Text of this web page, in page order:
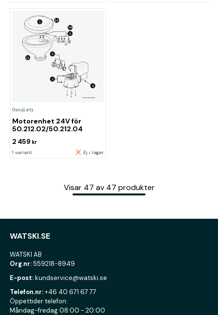
Osculati
Motorenhet 24V för
50.212.02/50.212.04
2 459 kr
1 variant Ej i lager
Visar 47 av 47 produkter
WATSKI.SE
WATSKI AB
Org.nr:559218-8949
E-post:kundservice@watski.se
Telefon.nr:+46 40 671 67 77
Öppettider telefon:
Måndag-fredag 08:00 - 20:00